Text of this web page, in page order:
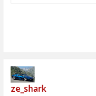
ze_shark